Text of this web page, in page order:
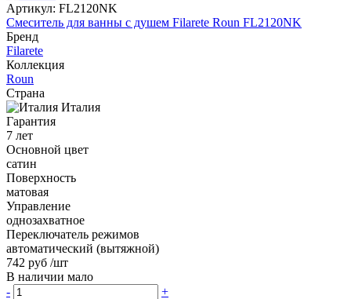
Артикул: FL2120NK
Смеситель для ванны с душем Filarete Roun FL2120NK
Бренд
Filarete
Коллекция
Roun
Страна
Италия
Гарантия
7 лет
Основной цвет
сатин
Поверхность
матовая
Управление
однозахватное
Переключатель режимов
автоматический (вытяжной)
742 руб /шт
В наличии мало
-
+